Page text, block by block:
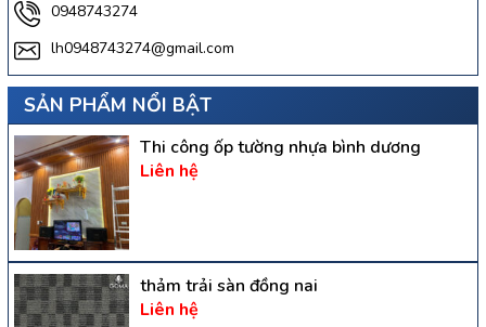
0948743274
lh0948743274@gmail.com
SẢN PHẨM NỔI BẬT
Thi công ốp tường nhựa bình dương
Liên hệ
thảm trải sàn đồng nai
Liên hệ